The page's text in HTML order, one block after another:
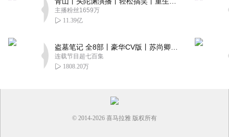
主播粉丝1659万
11.39亿
连载节目超七百集
1808.20万
© 2014-2026 喜马拉雅 版权所有